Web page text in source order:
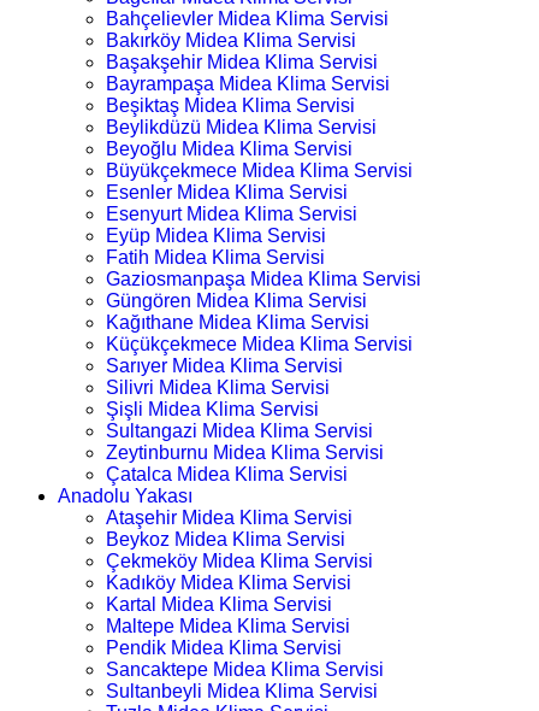
Bahçelievler Midea Klima Servisi
Bakırköy Midea Klima Servisi
Başakşehir Midea Klima Servisi
Bayrampaşa Midea Klima Servisi
Beşiktaş Midea Klima Servisi
Beylikdüzü Midea Klima Servisi
Beyoğlu Midea Klima Servisi
Büyükçekmece Midea Klima Servisi
Esenler Midea Klima Servisi
Esenyurt Midea Klima Servisi
Eyüp Midea Klima Servisi
Fatih Midea Klima Servisi
Gaziosmanpaşa Midea Klima Servisi
Güngören Midea Klima Servisi
Kağıthane Midea Klima Servisi
Küçükçekmece Midea Klima Servisi
Sarıyer Midea Klima Servisi
Silivri Midea Klima Servisi
Şişli Midea Klima Servisi
Sultangazi Midea Klima Servisi
Zeytinburnu Midea Klima Servisi
Çatalca Midea Klima Servisi
Anadolu Yakası
Ataşehir Midea Klima Servisi
Beykoz Midea Klima Servisi
Çekmeköy Midea Klima Servisi
Kadıköy Midea Klima Servisi
Kartal Midea Klima Servisi
Maltepe Midea Klima Servisi
Pendik Midea Klima Servisi
Sancaktepe Midea Klima Servisi
Sultanbeyli Midea Klima Servisi